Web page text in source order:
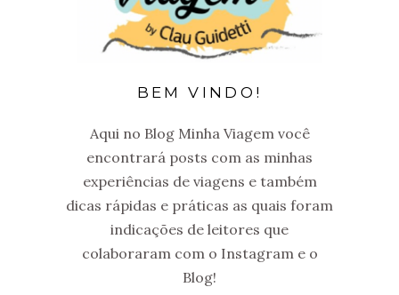
BEM VINDO!
Aqui no Blog Minha Viagem você
encontrará posts com as minhas
experiências de viagens e também
dicas rápidas e práticas as quais foram
indicações de leitores que
colaboraram com o Instagram e o
Blog!